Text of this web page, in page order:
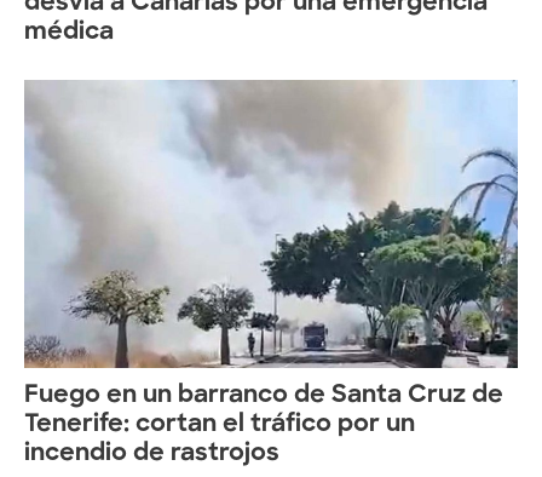
médica
Fuego en un barranco de Santa Cruz de
Tenerife: cortan el tráfico por un
incendio de rastrojos